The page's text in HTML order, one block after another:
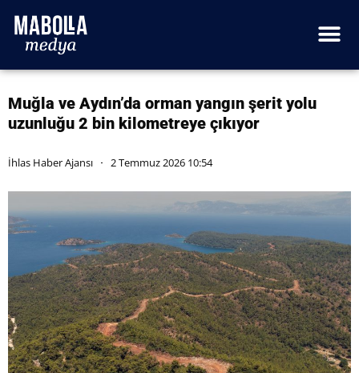
Muğla ve Aydın’da orman yangın şerit yolu
uzunluğu 2 bin kilometreye çıkıyor
İhlas Haber Ajansı 2 Temmuz 2026 10:54